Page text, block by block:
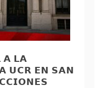
𝗔 𝗟𝗔
𝗨𝗖𝗥 𝗘𝗡 𝗦𝗔𝗡